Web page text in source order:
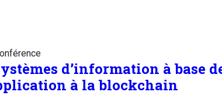
d’information à base
à la blockchain